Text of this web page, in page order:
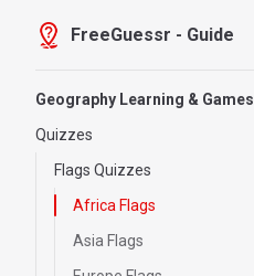
Skip to content
FreeGuessr - Guide
Geography Learning & Games
Quizzes
Flags Quizzes
Africa Flags
Asia Flags